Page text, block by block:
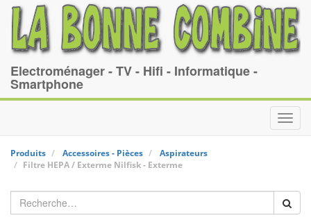
Electroménager - TV - Hifi - Informatique -
Smartphone
Produits Accessoires - Pièces
Aspirateurs
Filtre HEPA / Exterme Nilfisk- Exterme